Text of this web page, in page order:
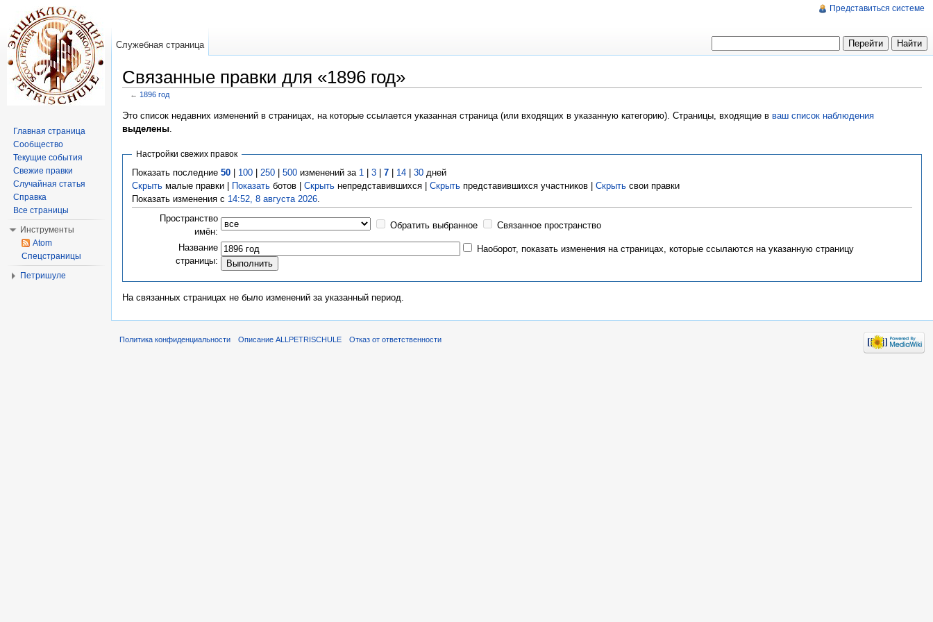
Связанные правки для «1896 год»
← 1896 год
Это список недавних изменений в страницах, на которые ссылается указанная страница (или входящих в указанную категорию). Страницы, входящие в ваш список наблюдения
выделены
Настройки свежих правок
Показать последние 50| 100| 250| 500изменений за 1 | 3| 7| 14| 30дней
Скрытьмалые правки | Показатьботов | Скрытьнепредставившихся | Скрытьпредставившихся участников | Скрытьсвои правки
Показать изменения с 14:52, 8 августа 2026.
Пространство
имён:
Обратить выбранное Связанное пространство
Название
страницы:
Наоборот, показать изменения на страницах, которые ссылаются на указанную страницу
На связанных страницах не было изменений за указанный период.
Представиться системе
Служебная страница
Главная страница
Сообщество
Текущие события
Свежие правки
Случайная статья
Справка
Все страницы
Инструменты
Atom
Спецстраницы
Петришуле
Политика конфиденциальности Описание ALLPETRISCHULE Отказ от ответственности